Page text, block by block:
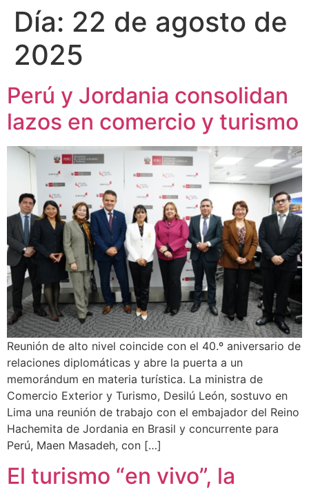
Día: 22 de agosto de
2025
Perú y Jordania consolidan
lazos en comercio y turismo
Reunión de alto nivel coincide con el 40.º aniversario de
relaciones diplomáticas y abre la puerta a un
memorándum en materia turística. La ministra de
Comercio Exterior y Turismo, Desilú León, sostuvo en
Lima una reunión de trabajo con el embajador del Reino
Hachemita de Jordania en Brasil y concurrente para
Perú, Maen Masadeh, con […]
El turismo “en vivo”, la